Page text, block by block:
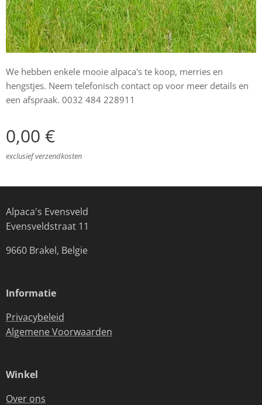
We hebben enkele mooie alpaca's te koop, merries en
hengstjes. Neem telefonisch contact op voor meer details en
een afspraak. 0032 484 228911
0,00 €
exclusief verzendkosten
Alpaca's Evensveld
Evensveldstraat 11
9660 Brakel, Belgie
Informatie
Privacybeleid
Algemene Voorwaarden
Winkel
Over ons